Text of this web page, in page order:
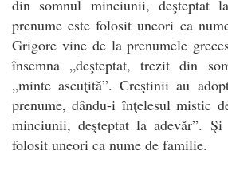
din somnul minciunii, deşteptat
prenume este folosit uneori ca
Grigore vine de la prenumele
însemna „deşteptat, trezit din
„minte ascuţită”. Creştinii au
prenume, dându-i înţelesul mistic
minciunii, deşteptat la adevăr”. Şi
folosit uneori ca nume de familie.